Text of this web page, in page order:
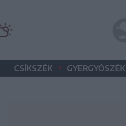
CSÍKSZÉK • GYERGYÓSZÉK